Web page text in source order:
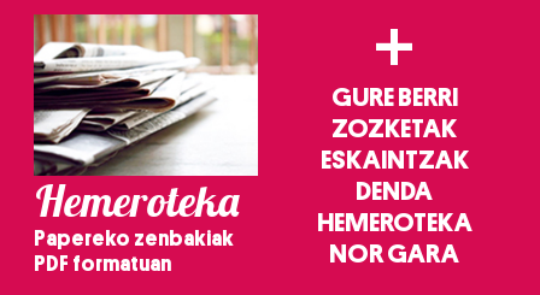
Hemeroteka
Papereko zenbakiak
PDF formatuan
+
GURE BERRI
ZOZKETAK
ESKAINTZAK
DENDA
HEMEROTEKA
NOR GARA